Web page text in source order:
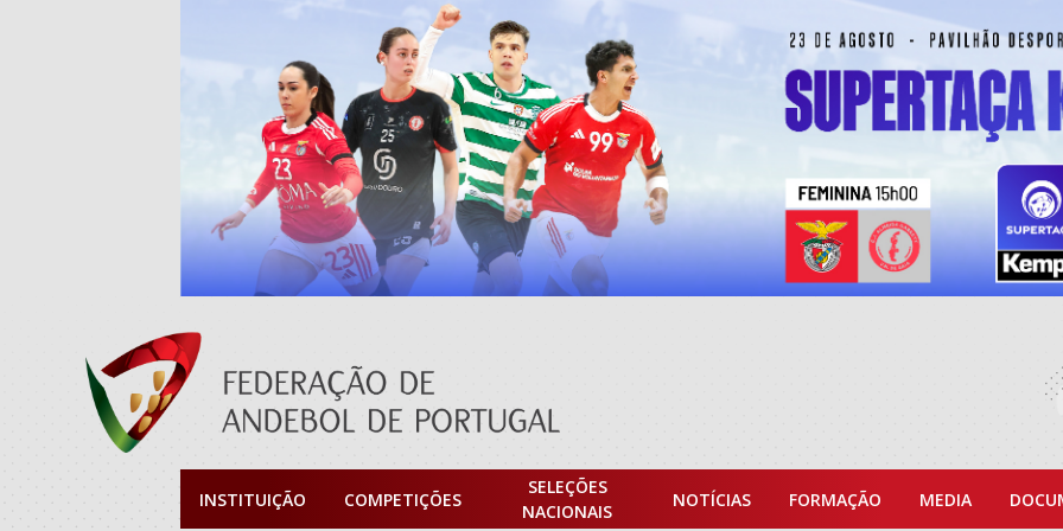
INSTITUIÇÃO COMPETIÇÕES
SELEÇÕES
NACIONAIS
NOTÍCIAS FORMAÇÃO MEDIA